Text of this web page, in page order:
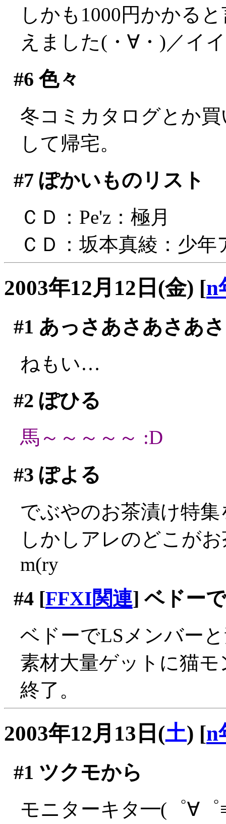
しかも1000円かかる
えました(・∀・)／イ
#6 色々
冬コミカタログとか
して帰宅。
#7 ぽかいものリスト
ＣＤ：Pe'z：極月
ＣＤ：坂本真綾：少年
2003年12月12日(金) [n
#1 あっさあさあさあ
ねもい…
#2 ぽひる
馬～～～～～ :D
#3 ぽよる
でぶやのお茶漬け特集
しかしアレのどこが
m(ry
#4[FFXI関連] ベドー
ベドーでLSメンバー
素材大量ゲットに猫
終了。
2003年12月13日(土) [n
#1 ツクモから
モニターキタ━(゜∀